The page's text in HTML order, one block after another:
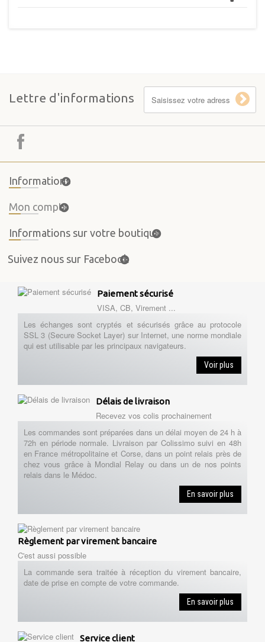
Lettre d'informations
Informations
Mon compte
Informations sur votre boutique
Suivez nous sur Facebook
Paiement sécurisé
VISA, CB, Virement ...
Les échanges sont cryptés et sécurisés grâce au protocole
SSL 3 (Secure Socket Layer) sur Internet, une norme mondiale
qui est utilisable par les principaux navigateurs.
Voir plus
Délais de livraison
Recevez vos colis prochainement
Les commandes sont préparées dans un délai moyen de 24 h à
72h en période normale. Livraison par Colissimo suivi en 48h
en France métropolitaine et Corse, dans un point relais près de
chez vous grâce à Mondial Relay ou dans un de nos points
relais dans le Médoc.
En savoir plus
Règlement par virement bancaire
C'est aussi possible
La commande sera traitée à réception du virement bancaire,
date de prise en compte de votre commande.
En savoir plus
Service client